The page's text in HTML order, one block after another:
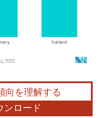
の表示が必要です。
向を理解する
ンロード